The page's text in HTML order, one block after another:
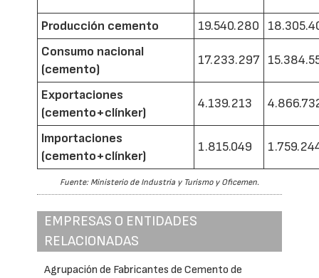
Producción cemento 19.540.280
Consumo nacional
(cemento)
17.233.297
Exportaciones
(cemento+clínker)
4.139.213
Importaciones
(cemento+clínker)
1.815.049
Fuente: Ministerio de Industria y Turismo y Oficemen.
EMPRESAS O ENTIDADES
RELACIONADAS
Agrupación de Fabricantes de Cemento de